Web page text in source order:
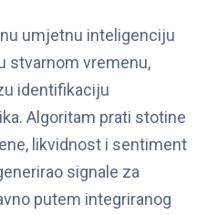
umjetnu inteligenciju
stvarnom vremenu,
identifikaciju
Algoritam prati stotine
likvidnost i sentiment
signale za
putem integriranog